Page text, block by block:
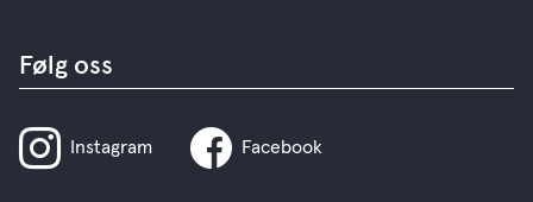
Følg oss
Instagram Facebook